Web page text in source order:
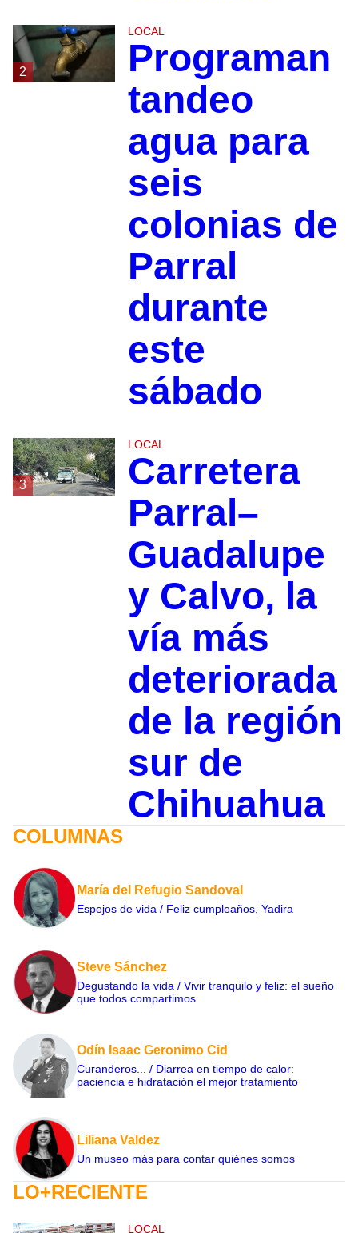
2
LOCAL
Programan
tandeo
agua para
seis
colonias de
Parral
durante
este
sábado
3
LOCAL
Carretera
Parral–
Guadalupe
y Calvo, la
vía más
deteriorada
de la región
sur de
Chihuahua
COLUMNAS
María del Refugio Sandoval
Espejos de vida / Feliz cumpleaños, Yadira
Steve Sánchez
Degustando la vida / Vivir tranquilo y feliz: el sueño
que todos compartimos
Odín Isaac Geronimo Cid
Curanderos... / Diarrea en tiempo de calor:
paciencia e hidratación el mejor tratamiento
Liliana Valdez
Un museo más para contar quiénes somos
LO+RECIENTE
LOCAL